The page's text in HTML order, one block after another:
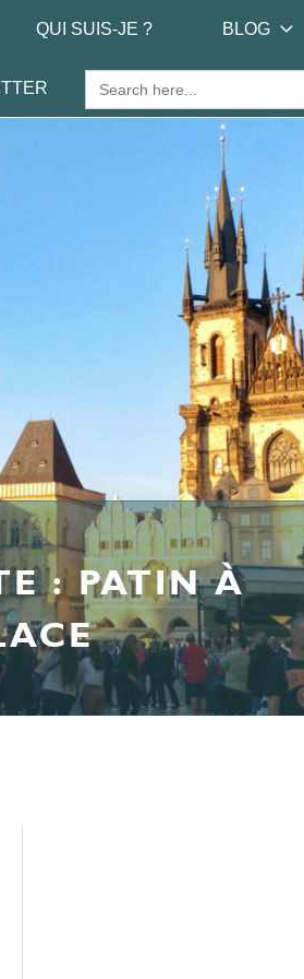
QUI SUIS-JE ? BLOG
Search
for:
: PATIN À